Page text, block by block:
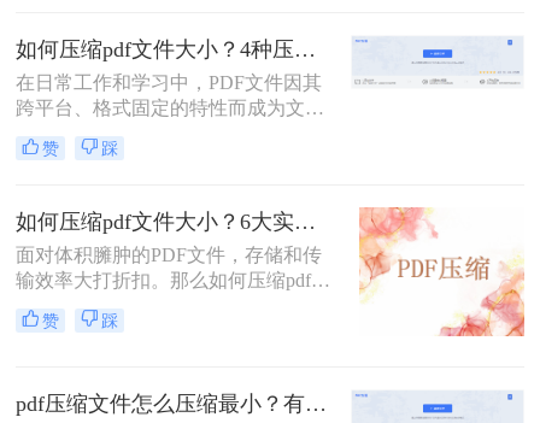
清图片、复杂图表或嵌入字体而体积
庞大，动辄几十兆甚至上百兆。无论
是通过电子邮件发送（通常有附件大
小限制）、上传至学习平台还是提交
至企业系统，文件大小限制（如常见
的5MB）往往是一道难以逾越的关
5M呢？
如何压缩pdf文件大小？4种压缩方法详解！
在日常工作和学习中，PDF文件因其
跨平台、格式固定的特性而成为文档
交换的首选格式。然而，过大的PDF
文件常常带来诸多不便，无论是通过
存储在有限的设备空间中，都会遇到
限制。因此，掌握如何压缩pdf文件大
小的技能显得至关重要。
赞 踩
如何压缩pdf文件大小？6大实用压缩方案深度解析！
面对体积臃肿的PDF文件，存储和传
输效率大打折扣。那么如何压缩pdf文
件大小呢？本文为您梳理6种主流压
缩方案，从原理到实操，助您轻松掌
赞 踩
pdf压缩文件怎么压缩最小？有效压缩方法终极指南！